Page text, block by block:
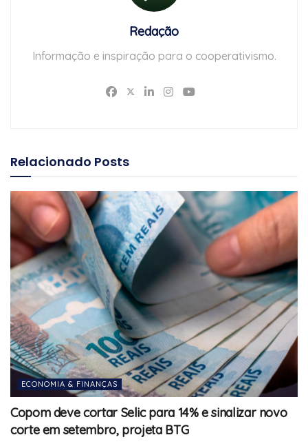
Redação
Informação e inspiração para o cooperativismo.
Relacionado Posts
ECONOMIA & FINANÇAS
Copom deve cortar Selic para 14% e sinalizar novo
corte em setembro, projeta BTG